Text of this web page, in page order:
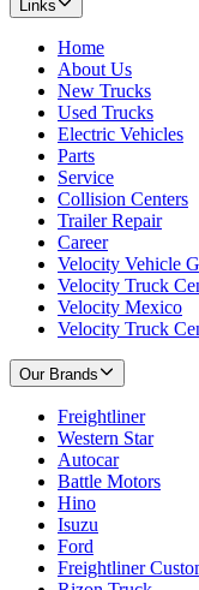
Links
Home
About Us
New Trucks
Used Trucks
Electric Vehicles
Parts
Service
Collision Centers
Trailer Repair
Career
Velocity Vehicle
Velocity Truck
Velocity Mexico
Velocity Truck
Our Brands
Freightliner
Western Star
Autocar
Battle Motors
Hino
Isuzu
Ford
Freightliner